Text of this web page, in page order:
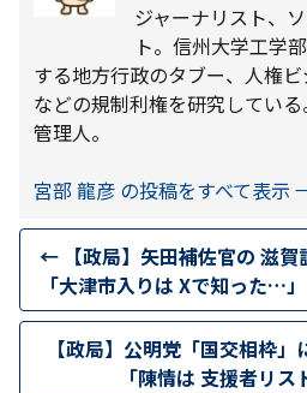
ジャーナリスト、
ト。信州大学工学
する地方行政のタブー、人権
などの規制利権を研究している
管理人。
宮部 龍彦 の投稿をすべて表示
← 【政局】矢田補佐官の 滋
「大津市入りは Xで知った…」
【政局】公明党「国交相枠
「陳情は 支援者リス